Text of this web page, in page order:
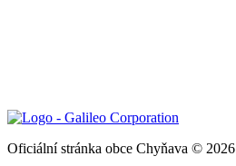
Oficiální stránka obce Chyňava © 2026